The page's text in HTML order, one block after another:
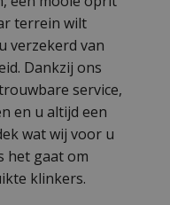
terrein wilt
verzekerd van
Dankzij ons
service,
en u altijd een
wat wij voor u
het gaat om
klinkers.